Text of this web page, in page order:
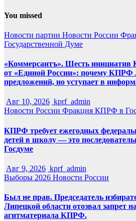
You missed
Новости партии Новости России
Государственной Думе
«Коммерсантъ». Шесть
от «Единой России»: почему КПРФ
предложений, но уступает в
Авг 10, 2026 kprf_admin
Новости России Фракция КПРФ в
КПРФ требует ежегодных
детей в школу — это
Госдуме
Авг 9, 2026 kprf_admin
Выборы 2026 Новости России
Был не прав. Председатель
Липецкой области отозвал запрет
агитматериала КПРФ.